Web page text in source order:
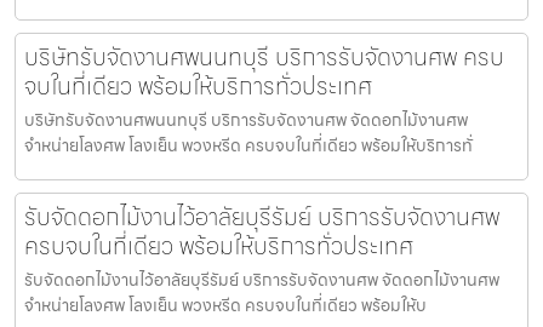
บริษัทรับจัดงานศพนนทบุรี บริการรับจัดงานศพ ครบ
จบในที่เดียว พร้อมให้บริการทั่วประเทศ
บริษัทรับจัดงานศพนนทบุรี บริการรับจัดงานศพ จัดดอกไม้งานศพ
จำหน่ายโลงศพ โลงเย็น พวงหรีด ครบจบในที่เดียว พร้อมให้บริการทั่
รับจัดดอกไม้งานไว้อาลัยบุรีรัมย์ บริการรับจัดงานศพ
ครบจบในที่เดียว พร้อมให้บริการทั่วประเทศ
รับจัดดอกไม้งานไว้อาลัยบุรีรัมย์ บริการรับจัดงานศพ จัดดอกไม้งานศพ
จำหน่ายโลงศพ โลงเย็น พวงหรีด ครบจบในที่เดียว พร้อมให้บ